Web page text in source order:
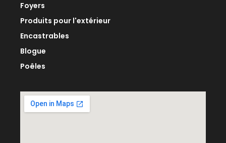
Foyers
Produits pour l'extérieur
Encastrables
Blogue
Poêles